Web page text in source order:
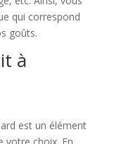
qui correspond
goûts.
à
est un élément